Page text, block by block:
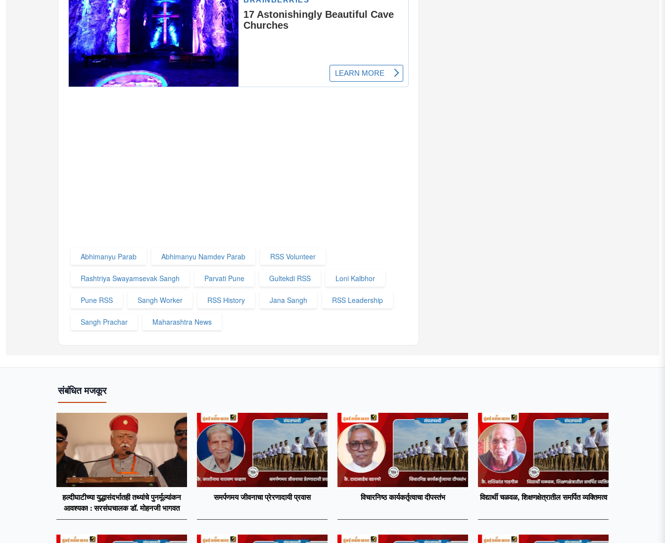
Abhimanyu Parab Abhimanyu Namdev Parab RSS Volunteer
Rashtriya Swayamsevak Sangh Parvati Pune Gultekdi RSS Loni Kalbhor
Pune RSS Sangh Worker RSS History Jana Sangh RSS Leadership
Sangh Prachar Maharashtra News
संबंधित मजकूर
हल्दीघाटीच्या युद्धासंदर्भातही तथ्यांचे पुनर्मूल्यांकन
आवश्यक! : सरसंघचालक डॉ. मोहनजी भागवत
समर्पणमय जीवनाचा प्रेरणादायी प्रवास विचारनिष्ठ कार्यकर्तृत्वाचा दीपस्तंभ विद्यार्थी चळवळ, शिक्षणक्षेत्रातील समर्पित व्यक्तिमत्व